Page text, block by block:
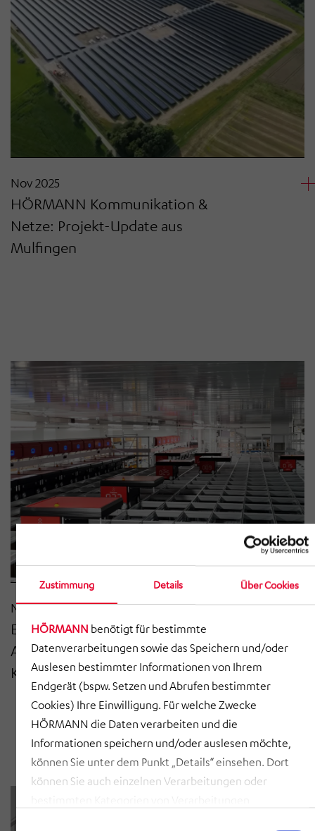
Zustimmung Details Über Cookies
HÖRMANN benötigt für bestimmte
Datenverarbeitungen sowie das Speichern und/oder
Auslesen bestimmter Informationen von Ihrem
Endgerät (bspw. Setzen und Abrufen bestimmter
Cookies) Ihre Einwilligung. Für welche Zwecke
HÖRMANN die Daten verarbeiten und die
Informationen speichern und/oder auslesen möchte,
können Sie unter dem Punkt „Details“ einsehen. Dort
können Sie auch einzelnen Verarbeitungen oder
Nov 2025
HÖRMANN Kommunikation &
Netze: Projekt-Update aus
Mulfingen
Nov 2025
Effiziente Lagerlogistik mit
AutoStore® für verderbliche
Kühlwaren